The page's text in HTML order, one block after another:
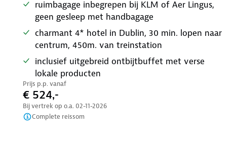
ruimbagage inbegrepen bij KLM of Aer Lingus,
geen gesleep met handbagage
charmant 4* hotel in Dublin, 30 min. lopen naar
centrum, 450m. van treinstation
inclusief uitgebreid ontbijtbuffet met verse
lokale producten
Prijs p.p. vanaf
€ 524,-
Bij vertrek op o.a. 02-11-2026
Complete reissom